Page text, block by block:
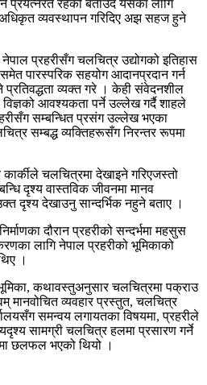
प्रयत्नरत रहेको बताउँदै यसका लागि
व्यवस्थापन गरिदिए अझ सहज हुने
प्रहरीसँग चलचित्र उद्योगको इतिहास
समेत पारस्परिक सहयोग आदानप्रदान गर्न
प्रतिवद्धता व्यक्त गरे । केही संवेदनशील
विज्ञको आवश्यकता पर्ने उल्लेख गर्दै शाहले
सम्बन्धित प्रसंग उल्लेख भएका
सम्बद्ध व्यक्तिहरूसँग निरन्तर रूपमा
कार्कीले चलचित्रमा देखाइने गरिएजस्तो
दृश्य वास्तविक जीवनमा मानव
दृश्य देखाउनु सान्दर्भिक नहुने बताए ।
दौरान प्रहरीको सन्दर्भमा महसुस
लागि नेपाल प्रहरीको भूमिकाको
।
कथावस्तुअनुसार चलचित्रमा पक्राउ
मानवोचित व्यवहार प्रस्तुत, चलचित्र
समन्वय लगायतका विषयमा, प्रहरीले
सामग्री चलचित्र हलमा प्रसारण गर्ने
छलफल भएको थियो ।